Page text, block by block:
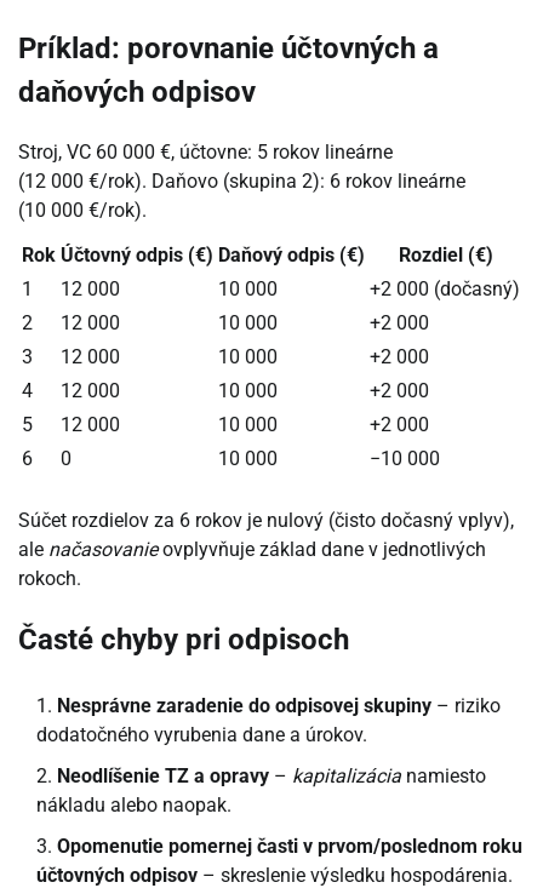
Príklad: porovnanie účtovných a
daňových odpisov
Stroj, VC 60 000 €, účtovne: 5 rokov lineárne
(12 000 €/rok). Daňovo (skupina 2): 6 rokov lineárne
(10 000 €/rok).
Rok Účtovný odpis (€) Daňový odpis (€)
Rozdiel (€)
1
12 000 10 000
+2 000 (dočasný)
2
12 000 10 000
+2 000
3
12 000 10 000
+2 000
4
12 000 10 000
+2 000
5
12 000 10 000
+2 000
6
0 10 000 −10 000
Súčet rozdielov za 6 rokov je nulový (čisto dočasný vplyv),
ale načasovanieovplyvňuje základ dane v jednotlivých
rokoch.
Časté chyby pri odpisoch
Nesprávne zaradenie do odpisovej skupiny – riziko
dodatočného vyrubenia dane a úrokov.
Neodlíšenie TZ a opravy – kapitalizácia namiesto
nákladu alebo naopak.
Opomenutie pomernej časti v prvom/poslednom roku
účtovných odpisov – skreslenie výsledku hospodárenia.